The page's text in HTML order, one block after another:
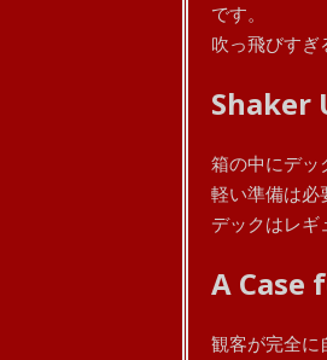
です。
吹っ飛びすぎ
Shaker
箱の中にデッ
軽い準備は必
デックはレギ
A Case
観客が完全に